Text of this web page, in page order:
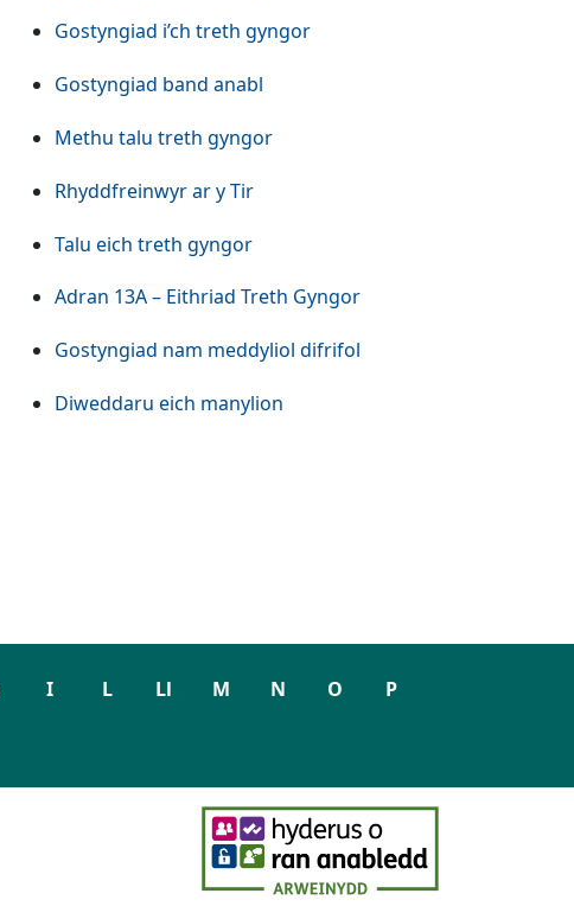
Gostyngiad i’ch treth gyngor
Gostyngiad band anabl
Methu talu treth gyngor
Rhyddfreinwyr ar y Tir
Talu eich treth gyngor
Adran 13A – Eithriad Treth Gyngor
Gostyngiad nam meddyliol difrifol
Diweddaru eich manylion
I L Ll M N O P